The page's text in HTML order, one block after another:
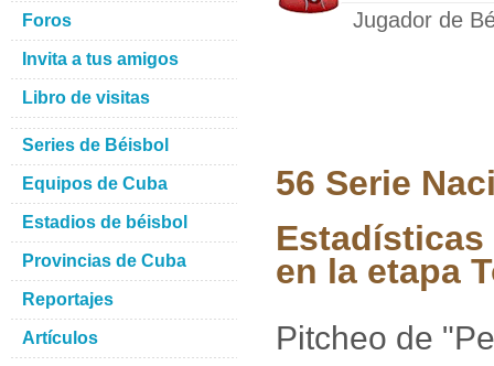
Jugador de
56 Serie
Estadísticas
en la etapa
Pitcheo de
Foros
Invita a tus amigos
Libro de visitas
Series de Béisbol
Equipos de Cuba
Estadios de béisbol
Provincias de Cuba
Reportajes
Artículos